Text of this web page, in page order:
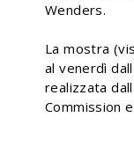
Wenders.
La mostra
al venerdì
realizzata
Commission